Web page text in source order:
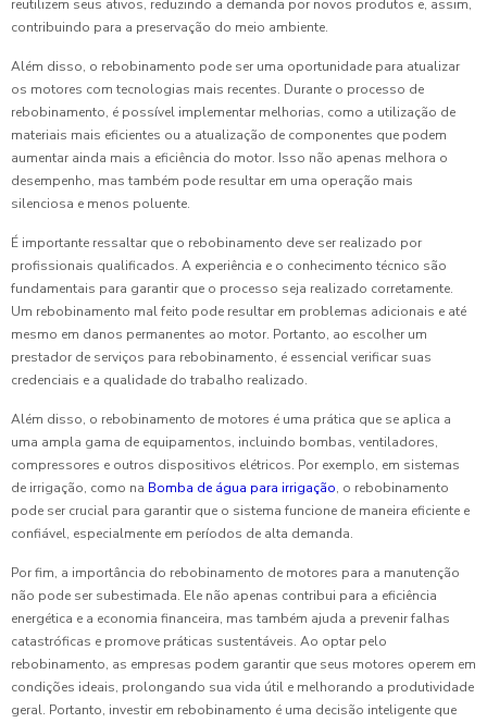
reutilizem seus ativos, reduzindo a demanda por novos produtos e, assim,
contribuindo para a preservação do meio ambiente.
Além disso, o rebobinamento pode ser uma oportunidade para atualizar
os motores com tecnologias mais recentes. Durante o processo de
rebobinamento, é possível implementar melhorias, como a utilização de
materiais mais eficientes ou a atualização de componentes que podem
aumentar ainda mais a eficiência do motor. Isso não apenas melhora o
desempenho, mas também pode resultar em uma operação mais
silenciosa e menos poluente.
É importante ressaltar que o rebobinamento deve ser realizado por
profissionais qualificados. A experiência e o conhecimento técnico são
fundamentais para garantir que o processo seja realizado corretamente.
Um rebobinamento mal feito pode resultar em problemas adicionais e até
mesmo em danos permanentes ao motor. Portanto, ao escolher um
prestador de serviços para rebobinamento, é essencial verificar suas
credenciais e a qualidade do trabalho realizado.
Além disso, o rebobinamento de motores é uma prática que se aplica a
uma ampla gama de equipamentos, incluindo bombas, ventiladores,
compressores e outros dispositivos elétricos. Por exemplo, em sistemas
de irrigação, como na Bomba de água para irrigação, o rebobinamento
pode ser crucial para garantir que o sistema funcione de maneira eficiente e
confiável, especialmente em períodos de alta demanda.
Por fim, a importância do rebobinamento de motores para a manutenção
não pode ser subestimada. Ele não apenas contribui para a eficiência
energética e a economia financeira, mas também ajuda a prevenir falhas
catastróficas e promove práticas sustentáveis. Ao optar pelo
rebobinamento, as empresas podem garantir que seus motores operem em
condições ideais, prolongando sua vida útil e melhorando a produtividade
geral. Portanto, investir em rebobinamento é uma decisão inteligente que